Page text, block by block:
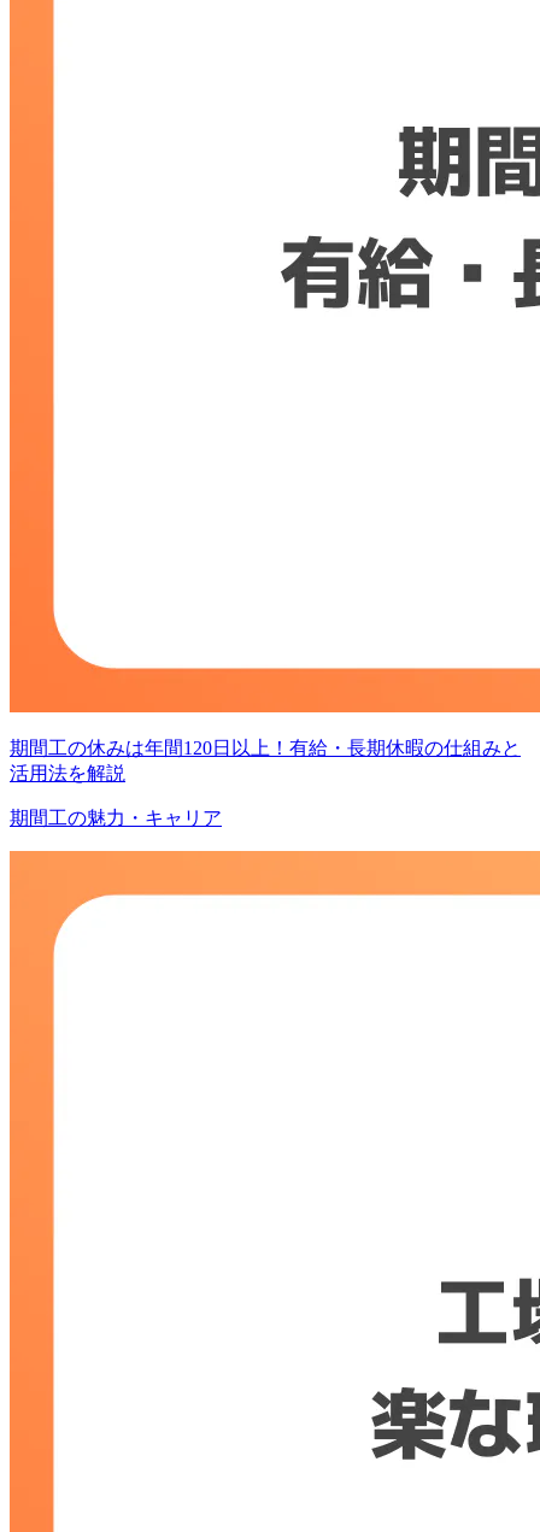
期間工の休みは年間120日以上！有給・長期休暇の仕組みと
活用法を解説
期間工の魅力・キャリア